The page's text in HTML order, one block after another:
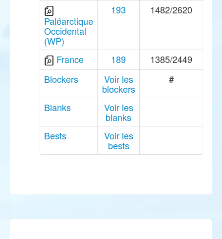
Paléarctique
Occidental
(WP)
193 1482/2620
France 189
1385/2449
Blockers
Voir les
blockers
#
Blanks Voir les
blanks
Bests
Voir les
bests